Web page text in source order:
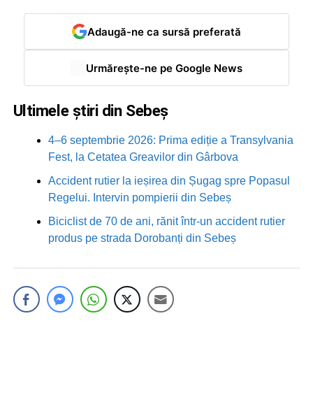
Adaugă-ne ca sursă preferată
Urmărește-ne pe Google News
Ultimele știri din Sebeș
4–6 septembrie 2026: Prima ediție a Transylvania
Fest, la Cetatea Greavilor din Gârbova
Accident rutier la ieșirea din Șugag spre Popasul
Regelui. Intervin pompierii din Sebeș
Biciclist de 70 de ani, rănit într-un accident rutier
produs pe strada Dorobanți din Sebeș